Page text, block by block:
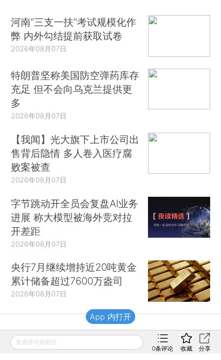
河南“三支一扶”考试规模化作
弊 内外勾结提前获取试卷
2026年08月07日
特朗普坚称美国防空弹药库存
充足 但不会向乌克兰提供更
多
2026年08月07日
【我闻】光大旗下上市公司出
售背后隐情 多人卷入医疗腐
败案被查
2026年08月07日
字节跳动开全员会复盘AI业务
进展 称大模型被海外竞对拉
开差距
2026年08月07日
央行7月继续增持近20吨黄金
累计储备超过7600万盎司
2026年08月07日
财新移动
发表评论得积分
0条评论 收藏 分享
App 内打开